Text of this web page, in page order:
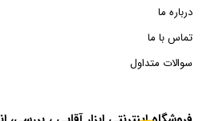
درباره ما
تماس با ما
سوالات متداول